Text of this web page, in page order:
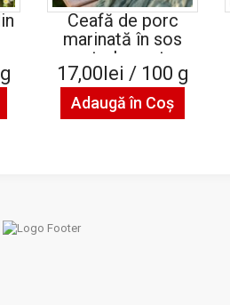
Ceafă de porc
marinată în sos
pesto la cuptor
17,00lei / 100 g
Adaugă în Coş